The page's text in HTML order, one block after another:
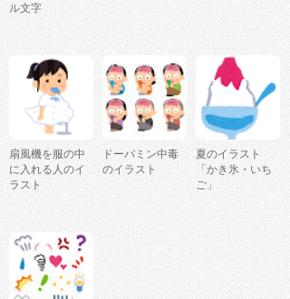
ル文字
扇風機を服の中
に入れる人のイ
ラスト
ドーパミン中毒
のイラスト
夏のイラスト
「かき氷・いち
ご」